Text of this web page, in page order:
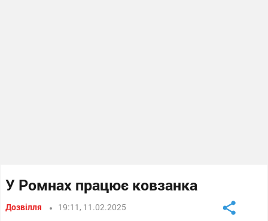
У Ромнах працює ковзанка
Дозвілля 19:11, 11.02.2025